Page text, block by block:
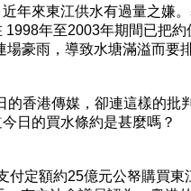
年來東江供水有過量之
年至2003年期間已把
豪雨，導致水塘滿溢而
香港傳媒，卻連這樣的
日的買水條約是甚麼嗎？
定額約25億元公帑購買